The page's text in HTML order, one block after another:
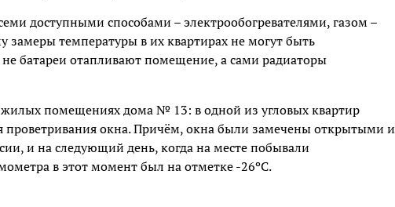
доступными способами – электрообогревателями, газом –
замеры температуры в их квартирах не могут быть
батареи отапливают помещение, а сами радиаторы
жилых помещениях дома № 13: в одной из угловых квартир
окна. Причём, окна были замечены открытыми и
и на следующий день, когда на месте побывали
в этот момент был на отметке -26ºС.